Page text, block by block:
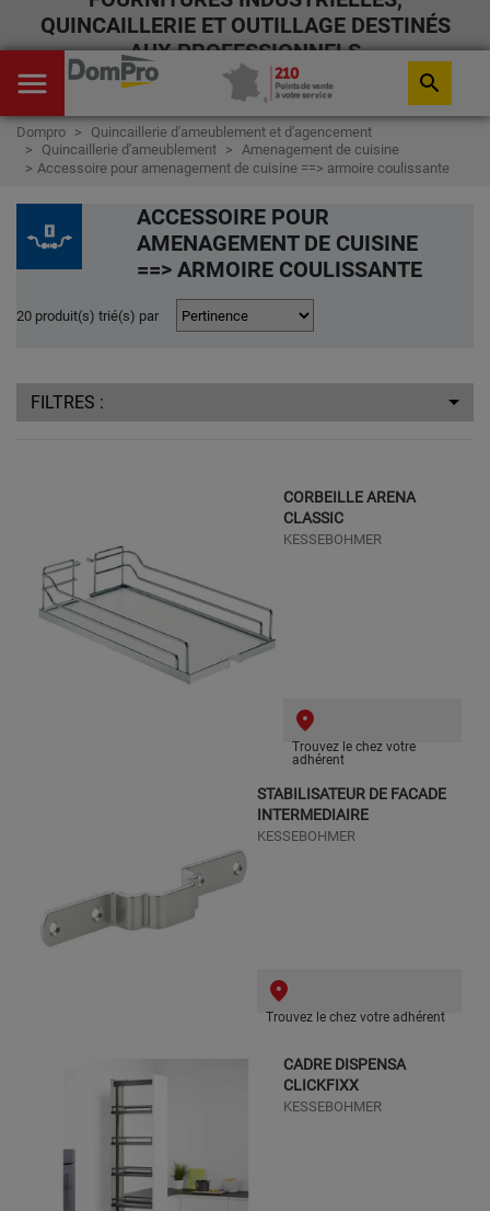
QUINCAILLERIE ET OUTILLAGE DESTINÉS
AUX PROFESSIONNELS
menu search
Dompro
Quincaillerie d'ameublement et d'agencement
Quincaillerie d'ameublement
Amenagement de cuisine
Accessoire pour amenagement de cuisine ==> armoire coulissante
ACCESSOIRE POUR
AMENAGEMENT DE CUISINE
==> ARMOIRE COULISSANTE
20 produit(s) trié(s) par
FILTRES :
CORBEILLE ARENA
CLASSIC
KESSEBOHMER
Trouvez le chez votre
adhérent
STABILISATEUR DE FACADE
INTERMEDIAIRE
KESSEBOHMER
Trouvez le chez votre adhérent
CADRE DISPENSA
CLICKFIXX
KESSEBOHMER